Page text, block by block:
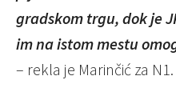
gradskom trgu, dok je
im na istom mestu
– rekla je Marinčić za N1.